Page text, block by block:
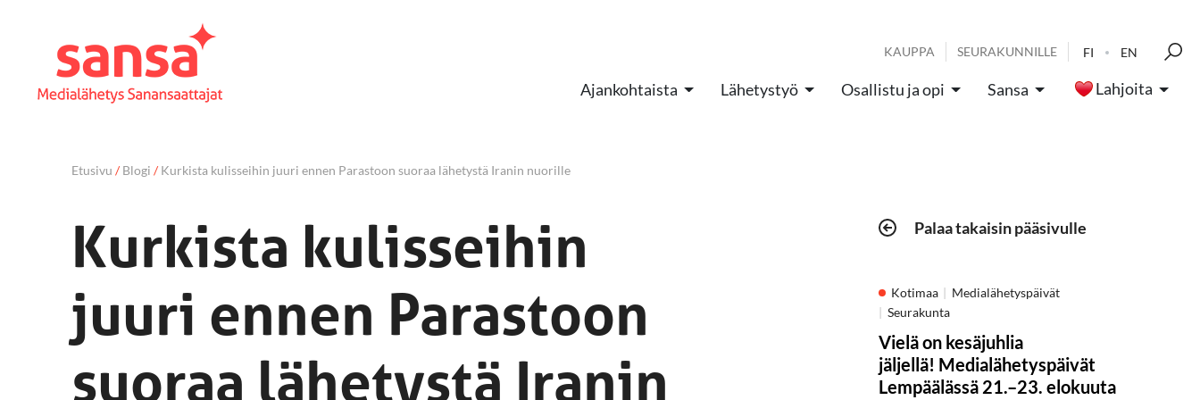
KAUPPA SEURAKUNNILLE FI EN
Ajankohtaista Lähetystyö Osallistu ja opi Sansa Lahjoita
Etusivu /Blogi /Kurkista kulisseihin juuri ennen Parastoon suoraa lähetystä Iranin nuorille
Kurkista kulisseihin
juuri ennen Parastoon
suoraa lähetystä Iranin
Palaa takaisin pääsivulle
Kotimaa
Medialähetyspäivät
Seurakunta
Vielä on kesäjuhlia
jäljellä! Medialähetyspäivät
Lempäälässä 21.–23. elokuuta